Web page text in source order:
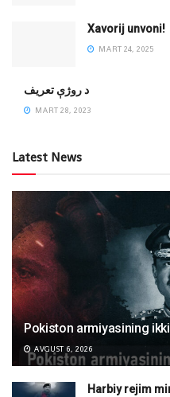
Xavorij unvoni!
MART 24, 2025
‌د روژې تعریف
MART 28, 2023
Latest News
Pokiston armiyasining
AVGUST 6, 2026
Harbiy rejim